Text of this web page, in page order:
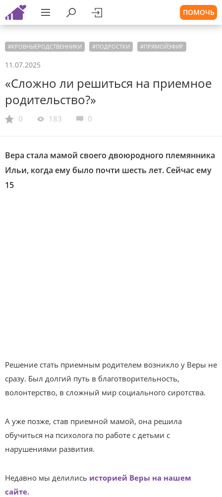
ПОМОЧЬ
#КРОВНЫЕРОДСТВЕННИКИ #ПОДРОСТКИ #ПРЯМОЙЭФИР
11.07.2025
«Сложно ли решиться на приемное
родительство?»
0 183 0
Вера стала мамой своего двоюродного племянника
Ильи, когда ему было почти шесть лет. Сейчас ему
15
Решение стать приемным родителем возникло у Веры не
сразу. Был долгий путь в благотворительность,
волонтерство, в сложный мир социального сиротства.
А уже позже, став приемной мамой, она решила
обучиться на психолога по работе с детьми с
нарушениями развития.
Недавно мы делились историей Веры на нашем
сайте.